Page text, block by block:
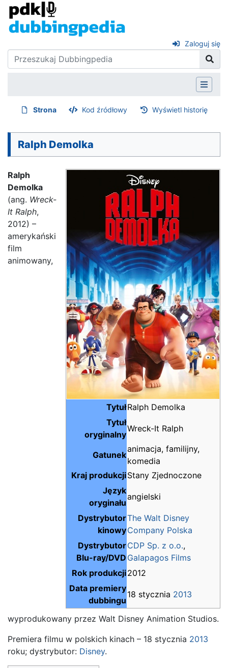
Zaloguj się
Strona Kod źródłowy Wyświetl historię
Ralph Demolka
TytułRalph Demolka
Tytuł
oryginalny
Wreck-It Ralph
Gatunek
animacja, familijny,
komedia
Kraj produkcjiStany Zjednoczone
Język
oryginału
angielski
Dystrybutor
kinowy
The Walt Disney
Company Polska
Dystrybutor
Blu-ray/DVD
CDP Sp. z o.o.,
Galapagos Films
Rok produkcji2012
Data premiery
dubbingu
18 stycznia 2013
Ralph
Demolka
(ang. Wreck-
It Ralph,
2012) –
amerykański
film
animowany,
wyprodukowany przez Walt Disney Animation Studios.
Premiera filmu w polskich kinach – 18 stycznia 2013
roku; dystrybutor: Disney.